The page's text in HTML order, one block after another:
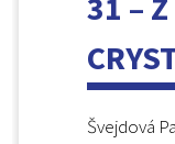
Švejdová